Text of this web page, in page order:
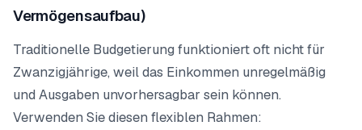
Vermögensaufbau)
Traditionelle Budgetierung funktioniert oft nicht für
Zwanzigjährige, weil das Einkommen unregelmäßig
und Ausgaben unvorhersagbar sein können.
Verwenden Sie diesen flexiblen Rahmen: